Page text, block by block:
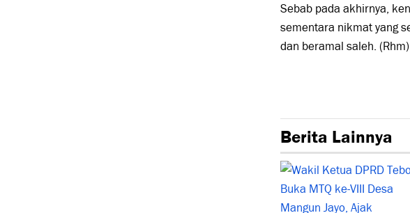
Sebab pada akhirnya,
sementara nikmat yang
dan beramal saleh. (Rhm)
Berita Lainnya